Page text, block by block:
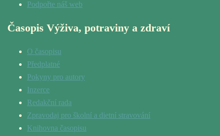
Podpořte náš web
Časopis Výživa, potraviny a zdraví
O časopisu
Předplatné
Pokyny pro autory
Inzerce
Redakční rada
Zpravodaj pro školní a dietní stravování
Knihovna časopisu